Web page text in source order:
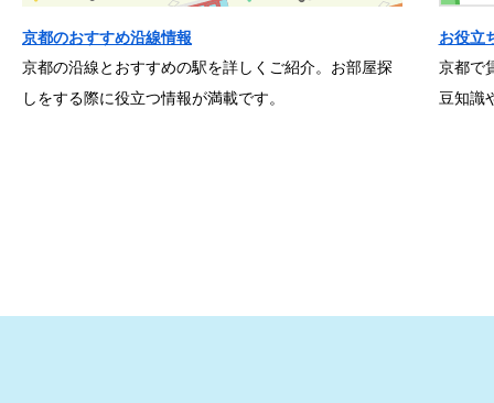
京都のおすすめ沿線情報
京都の沿線とおすすめの駅を詳しくご紹介。お部屋探
しをする際に役立つ情報が満載です。
お役立
京都で
豆知識